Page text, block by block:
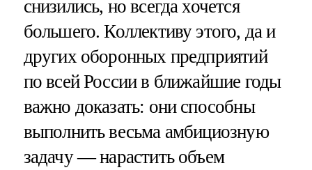
снизились, но всегда хочется
большего. Коллективу этого, да и
других оборонных предприятий
по всей России в ближайшие годы
важно доказать: они способны
выполнить весьма амбициозную
задачу — нарастить объем